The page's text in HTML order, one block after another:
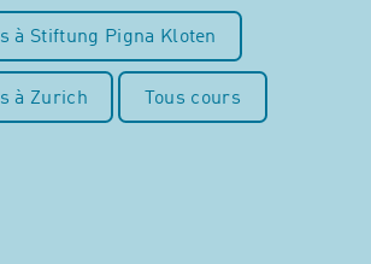
à Stiftung Pigna Kloten
à Zurich Tous cours